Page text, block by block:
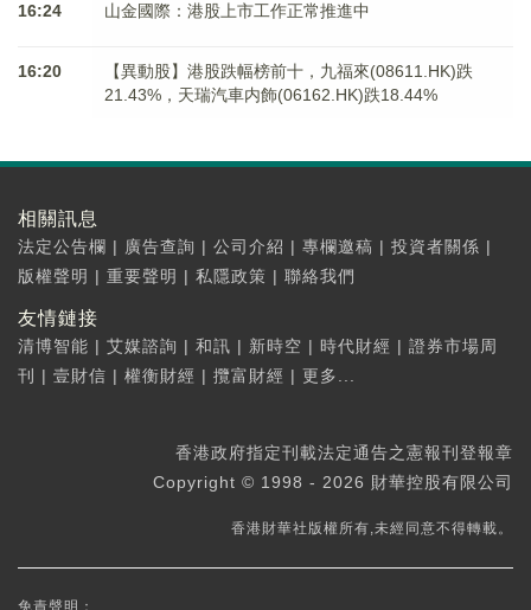
16:24 山金國際：港股上市工作正常推進中
16:20
【異動股】港股跌幅榜前十，九福來(08611.HK)跌
21.43%，天瑞汽車内飾(06162.HK)跌18.44%
相關訊息
法定公告欄 | 廣告查詢 | 公司介紹 | 專欄邀稿 | 投資者關係 |
版權聲明 | 重要聲明 | 私隱政策 | 聯絡我們
友情鏈接
清博智能 | 艾媒諮詢 | 和訊 | 新時空 | 時代財經 | 證券市場周
刊
| 壹財信 | 權衡財經 | 攬富財經 | 更多...
香港政府指定刊載法定通告之憲報刊登報章
Copyright © 1998 - 2026 財華控股有限公司
香港財華社版權所有,未經同意不得轉載。